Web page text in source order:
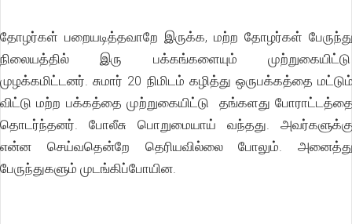
தோழர்கள் பறையடித்தவாறே இருக்க, மற்ற தோழர்கள்
நிலையத்தில் இரு பக்கங்களையும்
முழக்கமிட்டனர். சுமார் 20 நிமிடம் கழித்து ஒருபக்கத்தை
விட்டு மற்ற பக்கத்தை முற்றுகையிட்டு தங்களது
தொடர்ந்தனர். போலீசு பொறுமையாய் வந்தது.
என்ன செய்வதென்றே தெரியவில்லை போலும்.
பேருந்துகளும் முடங்கிப்போயின.